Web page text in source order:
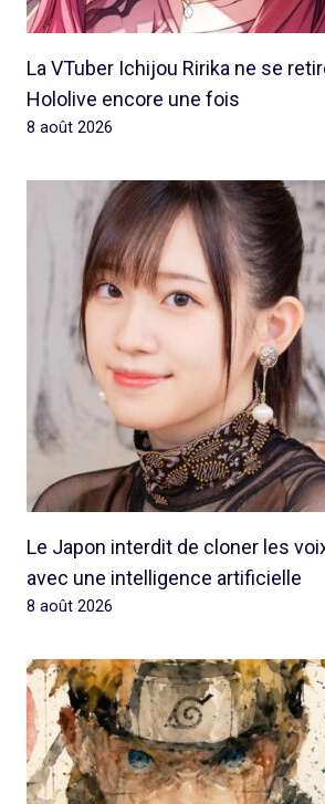
La VTuber Ichijou Ririka ne se
Hololive encore une fois
8 août 2026
Le Japon interdit de cloner les
avec une intelligence artificielle
8 août 2026